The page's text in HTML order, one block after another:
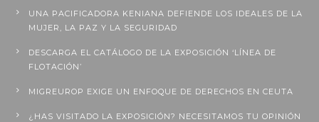
UNA PACIFICADORA KENIANA DEFIENDE LOS IDEALES DE LA
MUJER, LA PAZ Y LA SEGURIDAD
DESCARGA EL CATÁLOGO DE LA EXPOSICIÓN ‘LÍNEA DE
FLOTACIÓN’
MIGREUROP EXIGE UN ENFOQUE DE DERECHOS EN CEUTA
¿HAS VISITADO LA EXPOSICIÓN? NECESITAMOS TU OPINIÓN